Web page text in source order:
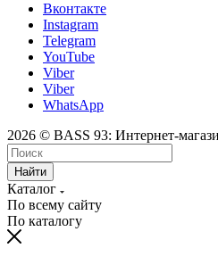
Вконтакте
Instagram
Telegram
YouTube
Viber
Viber
WhatsApp
2026 © BASS 93: Интернет-
Найти
Каталог
По всему сайту
По каталогу